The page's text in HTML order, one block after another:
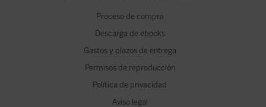
Proceso de compra
Descarga de ebooks
Gastos y plazos de entrega
Permisos de reproducción
Política de privacidad
Aviso legal